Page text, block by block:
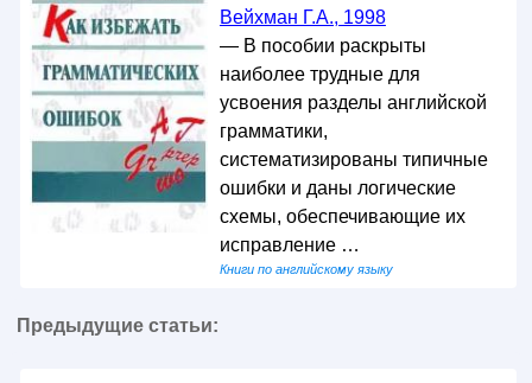
Вейхман Г.А., 1998
— В пособии раскрыты
наиболее трудные для
усвоения разделы английской
грамматики,
систематизированы типичные
ошибки и даны логические
схемы, обеспечивающие их
исправление …
Книги по английскому языку
Предыдущие статьи: